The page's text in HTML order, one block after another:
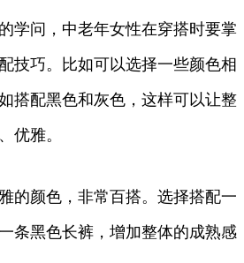
学问，中老年女性在穿搭时要掌
技巧。比如可以选择一些颜色相
搭配黑色和灰色，这样可以让整
优雅。
的颜色，非常百搭。选择搭配一
条黑色长裤，增加整体的成熟感